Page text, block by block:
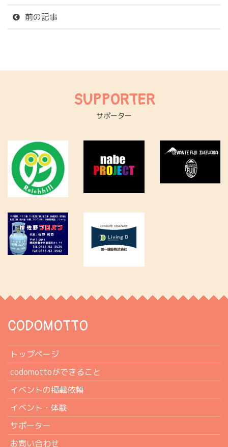
前の記事
SUPPORTER
サポーター
CODOMOTTO
トップページ
codomottoができること
イベントの掲載依頼
イベント・体験
サポーター
お問い合わせ